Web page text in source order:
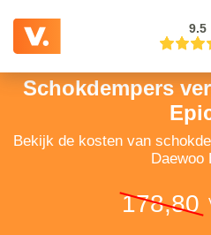
9.5
Schokdempers
Bekijk de kosten van
Daewoo
178,80